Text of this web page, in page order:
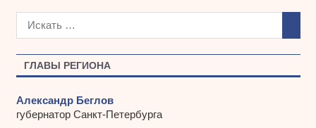
ГЛАВЫ РЕГИОНА
Александр Беглов
губернатор Санкт-Петербурга
х
ы